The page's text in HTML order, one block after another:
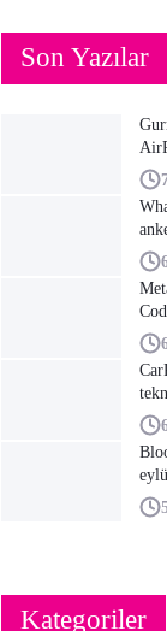
Son Yazılar
Kategoriler